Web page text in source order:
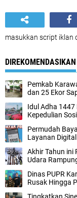
masukkan script iklan
DIREKOMENDASIKAN
Pemkab
dan 25 Ekor
Idul Adha 1447
Kepedulian
Permudah
Layanan Digital
Akhir Tahun ini
Udara
Dinas PUPR
Rusak Hingga
Tingkatkan